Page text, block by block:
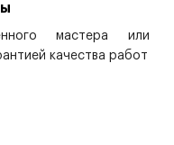
мастера или
качества работ